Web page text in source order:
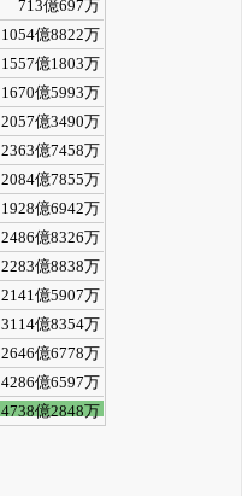
713億697万
1054億8822万
1557億1803万
1670億5993万
2057億3490万
2363億7458万
2084億7855万
1928億6942万
2486億8326万
2283億8838万
2141億5907万
3114億8354万
2646億6778万
4286億6597万
4738億2848万